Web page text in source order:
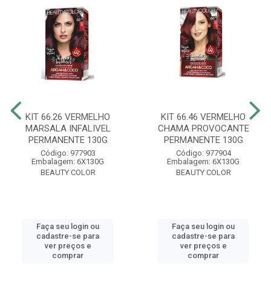
KIT 66.26 VERMELHO
MARSALA INFALIVEL
PERMANENTE 130G
Código: 977903
Embalagem: 6X130G
BEAUTY COLOR
Faça seu login ou
cadastre-se para
ver preços e
comprar
KIT 66.46 VERMELHO
CHAMA PROVOCANTE
PERMANENTE 130G
Código: 977904
Embalagem: 6X130G
BEAUTY COLOR
Faça seu login ou
cadastre-se para
ver preços e
comprar